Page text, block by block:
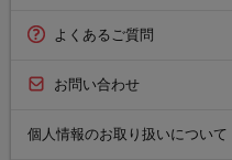
よくあるご質問
お問い合わせ
個人情報のお取り扱いについて